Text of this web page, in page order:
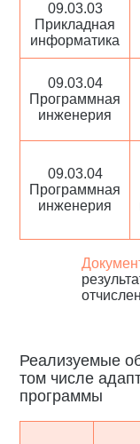
09.03.03
Прикладная
информатика
09.03.04
Программная
инженерия
09.03.04
Программная
инженерия
Реализуемые
том числе
программы